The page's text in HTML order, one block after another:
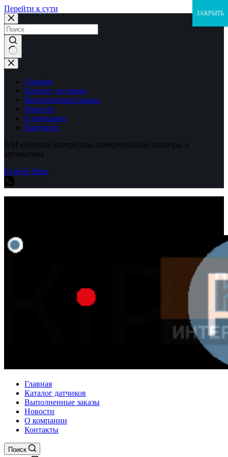
Перейти к сути
Ничего
не
найденоГлавная
Каталог датчиков
Выполненные заказы
Новости
О компании
Контакты
IFM electronic контрольно-измерительные приборы и
автоматика
Explore Shop
Главная
Каталог датчиков
Выполненные заказы
Новости
О компании
Контакты
Поиск
ЗАКРЫТЬ